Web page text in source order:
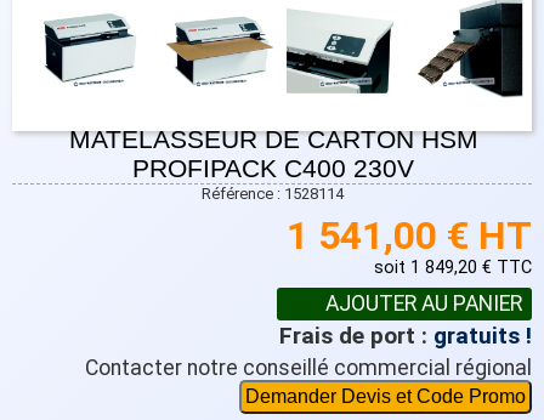
MATELASSEUR DE CARTON HSM
PROFIPACK C400 230V
Référence : 1528114
1 541,00 € HT
soit 1 849,20 € TTC
Frais de port : gratuits !
Contacter notre conseillé commercial régional
Demander Devis et Code Promo